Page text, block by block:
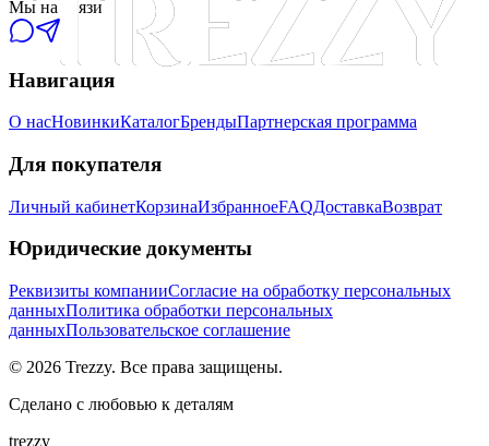
Мы на связи
Навигация
О насНовинкиКаталогБрендыПартнерская программа
Для покупателя
Личный кабинетКорзинаИзбранноеFAQДоставкаВозврат
Юридические документы
Реквизиты компанииСогласие на обработку персональных
данныхПолитика обработки персональных
данныхПользовательское соглашение
© 2026 Trezzy. Все права защищены.
Сделано с любовью к деталям
trezzy